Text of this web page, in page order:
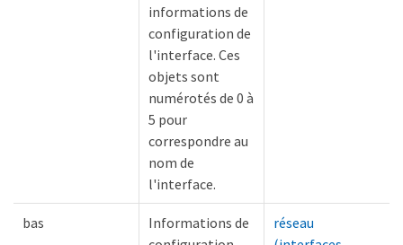
informations de
configuration de
l'interface. Ces
objets sont
numérotés de 0 à
5 pour
correspondre au
nom de
l'interface.
bas
Informations de
réseau